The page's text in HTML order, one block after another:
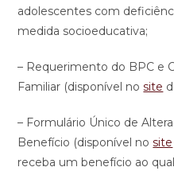
adolescentes com
medida socioeducativa;
– Requerimento do BPC e
Familiar (disponível nosite
– Formulário Único de
Benefício (disponível nosite
receba um benefício ao